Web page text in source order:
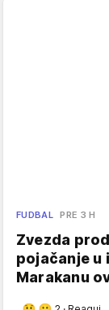
FUDBAL PRE 3 H
Zvezda
pojačanje u
Marakanu